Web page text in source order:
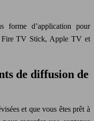
forme d’application pour
Fire TV Stick, Apple TV et
de diffusion de
et que vous êtes prêt à